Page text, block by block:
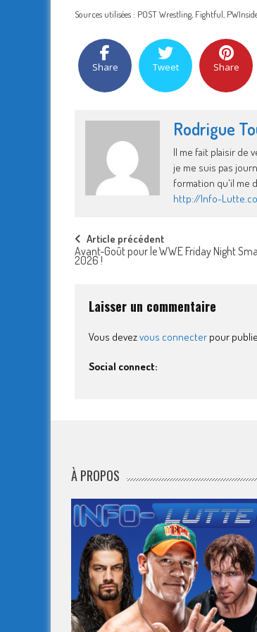
Sources utilisées : POST Wrestling, Fightful,
Share Tweet Share
Rodrigue
Il me fait plaisir de
je me suis pas
formation qu'il me
http://Info-
Post
navigation
Article précédent
Avant-Goût pour le WWE Friday Night
2026 !
Laisser un commentaire
Vous devezvous connecter pour
Social connect:
À PROPOS